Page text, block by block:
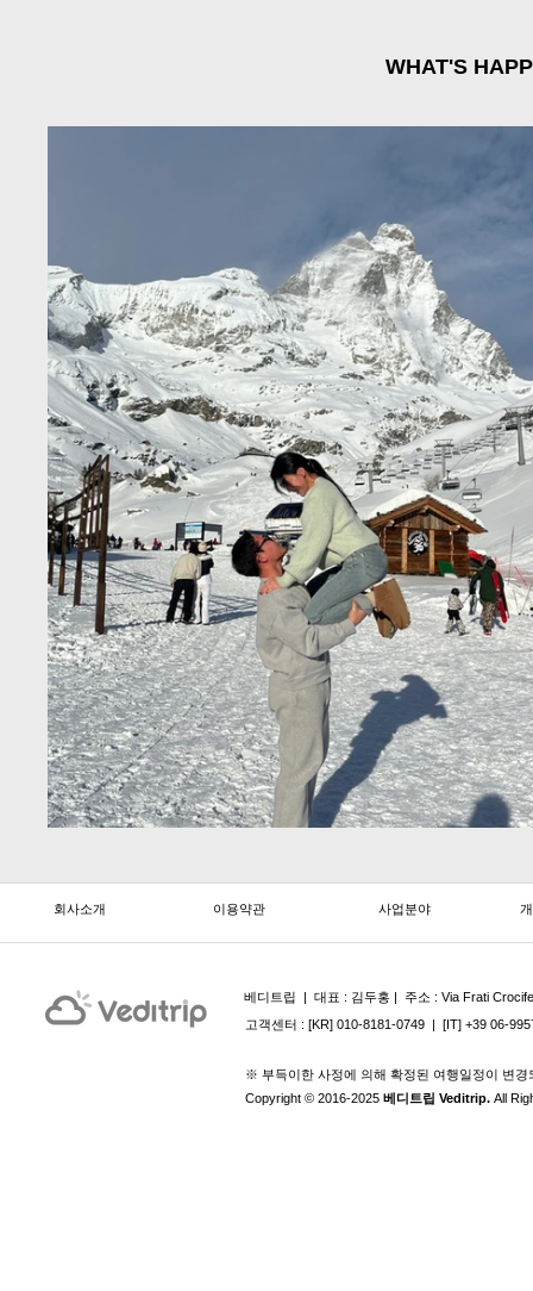
WHAT'S
회사소개 이용약관 사업분야
베디트립 | ​ 대표 : 김두홍 | 주소 : Via Frati
고객센터 : [KR] 010-8181-0749 | [IT] +39 06-
※ 부득이한 사정에 의해 확정된 여행일정이 변
Copyright © 2016-2025 베디트립 Veditrip. All